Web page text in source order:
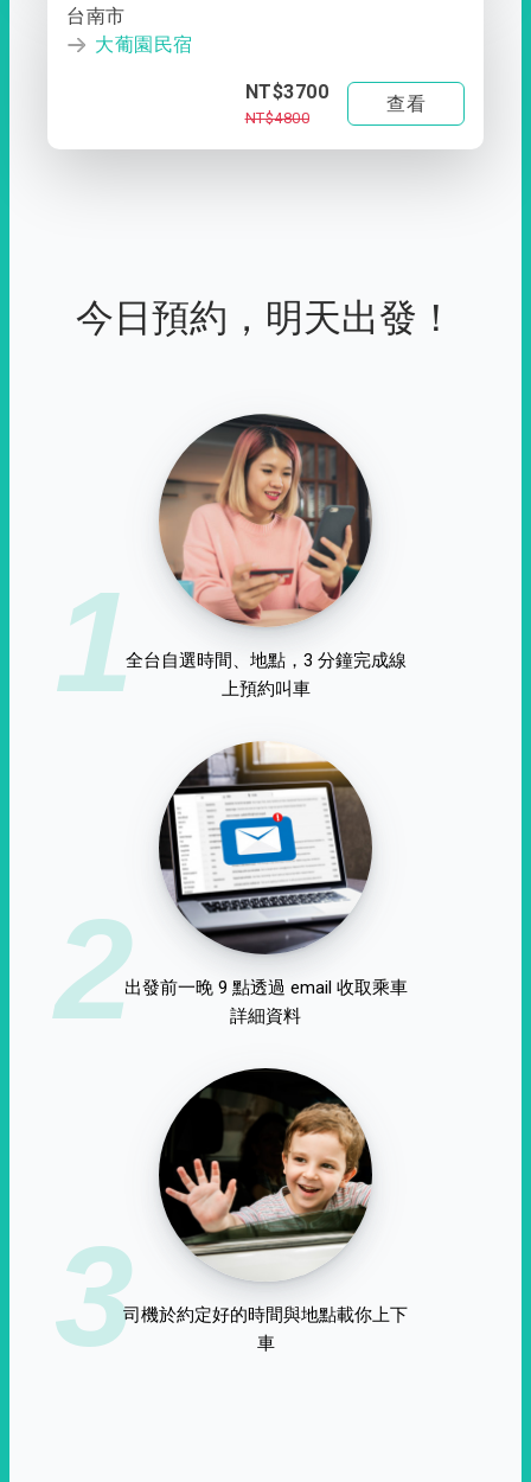
台南市
大葡園民宿
NT$3700
NT$4800
查看
今日預約，明天出發！
1全台自選時間、地點，3 分鐘完成線
上預約叫車
2出發前一晚 9 點透過 email 收取乘車
詳細資料
3司機於約定好的時間與地點載你上下
車